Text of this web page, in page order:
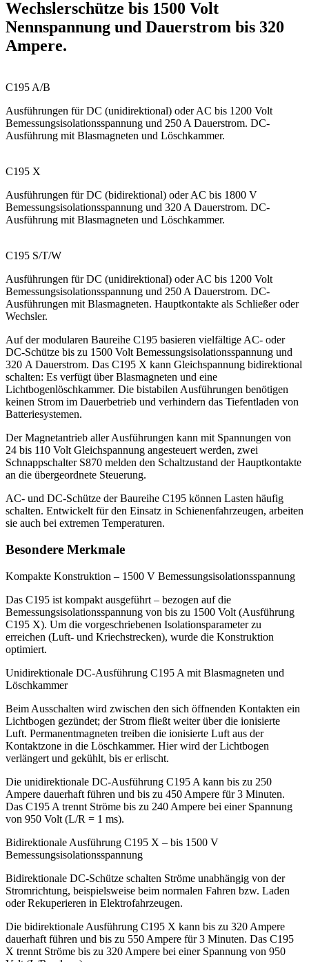
Wechslerschütze bis 1500 Volt
Nennspannung und Dauerstrom bis 320
Ampere.
C195 A/B
Ausführungen für DC (unidirektional) oder AC bis 1200 Volt
Bemessungsisolationsspannung und 250 A Dauerstrom. DC-
Ausführung mit Blasmagneten und Löschkammer.
C195 X
Ausführungen für DC (bidirektional) oder AC bis 1800 V
Bemessungsisolationsspannung und 320 A Dauerstrom. DC-
Ausführung mit Blasmagneten und Löschkammer.
C195 S/T/W
Ausführungen für DC (unidirektional) oder AC bis 1200 Volt
Bemessungsisolationsspannung und 250 A Dauerstrom. DC-
Ausführungen mit Blasmagneten. Hauptkontakte als Schließer oder
Wechsler.
Auf der modularen Baureihe C195 basieren vielfältige AC- oder
DC-Schütze bis zu 1500 Volt Bemessungsisolationsspannung und
320 A Dauerstrom. Das C195 X kann Gleichspannung bidirektional
schalten: Es verfügt über Blasmagneten und eine
Lichtbogenlöschkammer. Die bistabilen Ausführungen benötigen
keinen Strom im Dauerbetrieb und verhindern das Tiefentladen von
Batteriesystemen.
Der Magnetantrieb aller Ausführungen kann mit Spannungen von
24 bis 110 Volt Gleichspannung angesteuert werden, zwei
Schnappschalter S870 melden den Schaltzustand der Hauptkontakte
an die übergeordnete Steuerung.
AC- und DC-Schütze der Baureihe C195 können Lasten häufig
schalten. Entwickelt für den Einsatz in Schienenfahrzeugen, arbeiten
sie auch bei extremen Temperaturen.
Besondere Merkmale
Kompakte Konstruktion – 1500 V Bemessungsisolationsspannung
Das C195 ist kompakt ausgeführt – bezogen auf die
Bemessungsisolationsspannung von bis zu 1500 Volt (Ausführung
C195 X). Um die vorgeschriebenen Isolationsparameter zu
erreichen (Luft- und Kriechstrecken), wurde die Konstruktion
optimiert.
Unidirektionale DC-Ausführung C195 A mit Blasmagneten und
Löschkammer
Beim Ausschalten wird zwischen den sich öffnenden Kontakten ein
Lichtbogen gezündet; der Strom fließt weiter über die ionisierte
Luft. Permanentmagneten treiben die ionisierte Luft aus der
Kontaktzone in die Löschkammer. Hier wird der Lichtbogen
verlängert und gekühlt, bis er erlischt.
Die unidirektionale DC-Ausführung C195 A kann bis zu 250
Ampere dauerhaft führen und bis zu 450 Ampere für 3 Minuten.
Das C195 A trennt Ströme bis zu 240 Ampere bei einer Spannung
von 950 Volt (L/R = 1 ms).
Bidirektionale Ausführung C195 X – bis 1500 V
Bemessungsisolationsspannung
Bidirektionale DC-Schütze schalten Ströme unabhängig von der
Stromrichtung, beispielsweise beim normalen Fahren bzw. Laden
oder Rekuperieren in Elektrofahrzeugen.
Die bidirektionale Ausführung C195 X kann bis zu 320 Ampere
dauerhaft führen und bis zu 550 Ampere für 3 Minuten. Das C195
X trennt Ströme bis zu 320 Ampere bei einer Spannung von 950